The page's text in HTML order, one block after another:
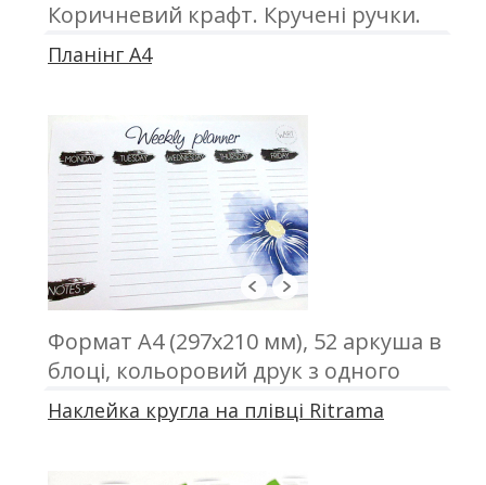
Коричневий крафт. Кручені ручки.
Друк з одного або двох сторін
Планінг А4
Формат А4 (297х210 мм), 52 аркуша в
блоці, кольоровий друк з одного
боку, папір офсетний 80 г\м2,
проклейка
Наклейка кругла на плівці Ritrama